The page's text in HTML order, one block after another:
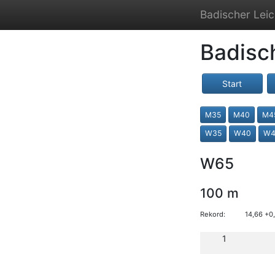
Badischer
Start
M35 M40
W35 W40
W65
100 m
Rekord: 14,66
1